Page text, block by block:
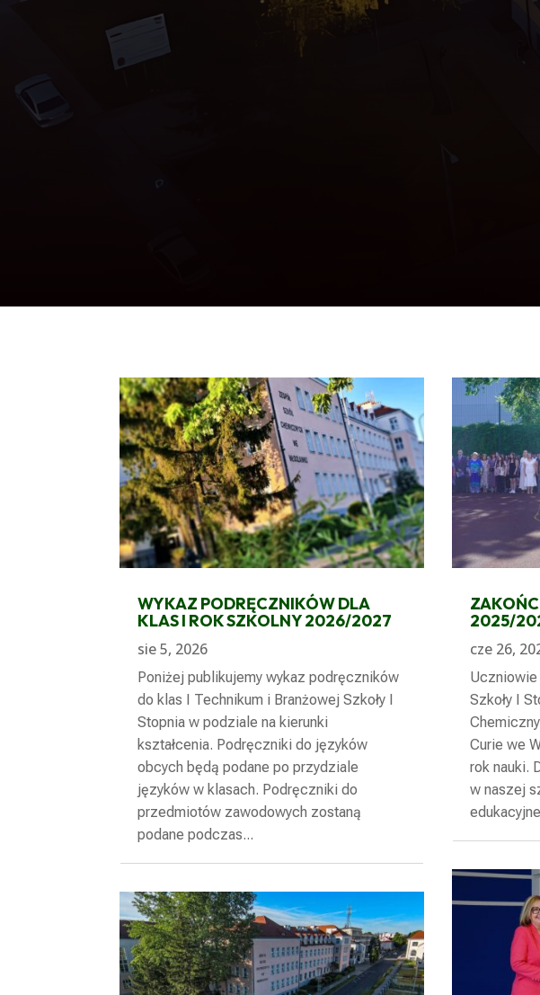
WYKAZ PODRĘCZNIKÓW DLA
KLAS I ROK SZKOLNY 2026/2027
sie 5, 2026
Poniżej publikujemy wykaz podręczników
do klas I Technikum i Branżowej Szkoły I
Stopnia w podziale na kierunki
kształcenia. Podręczniki do języków
obcych będą podane po przydziale
języków w klasach. Podręczniki do
przedmiotów zawodowych zostaną
podane podczas...
2025/
cze 26,
Uczniowie
Szkoły I
Curie we
rok nauki.
w naszej